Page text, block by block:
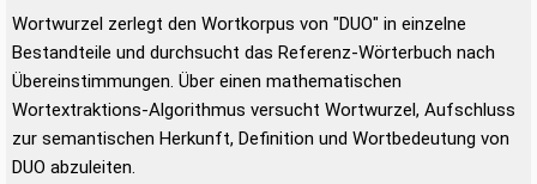
Wortwurzel zerlegt den Wortkorpus von "DUO" in einzelne
Bestandteile und durchsucht das Referenz-Wörterbuch nach
Übereinstimmungen. Über einen mathematischen
Wortextraktions-Algorithmus versucht Wortwurzel, Aufschluss
zur semantischen Herkunft, Definition und Wortbedeutung von
DUO abzuleiten.